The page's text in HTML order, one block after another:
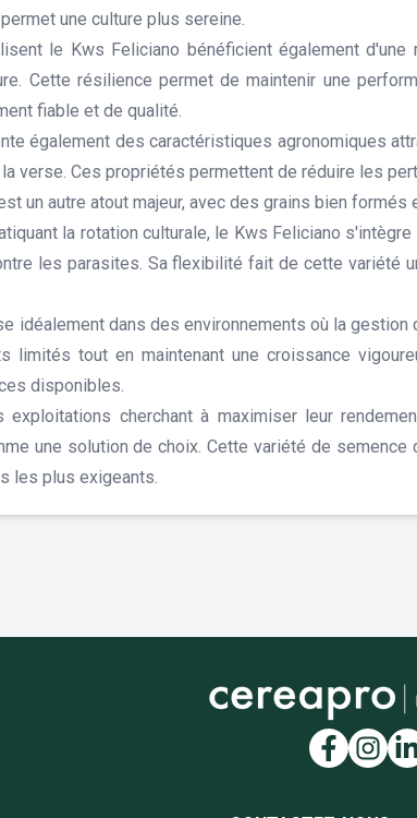
une culture plus sereine.
le Kws Feliciano bénéficient également
Cette résilience permet de maintenir une
fiable et de qualité.
également des caractéristiques agronomiques
verse. Ces propriétés permettent de réduire les
un autre atout majeur, avec des grains bien
la rotation culturale, le Kws Feliciano
les parasites. Sa flexibilité fait de cette variété
idéalement dans des environnements où la
limités tout en maintenant une croissance
disponibles.
exploitations cherchant à maximiser leur
une solution de choix. Cette variété de
les plus exigeants.
Lien